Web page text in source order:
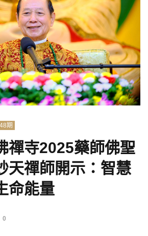
期
禪寺2025藥師佛聖
禪師開示：智慧
命能量
0